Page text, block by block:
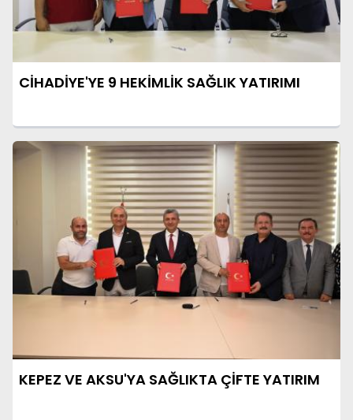
CİHADİYE'YE 9 HEKİMLİK SAĞLIK YATIRIMI
KEPEZ VE AKSU'YA SAĞLIKTA ÇİFTE YATIRIM